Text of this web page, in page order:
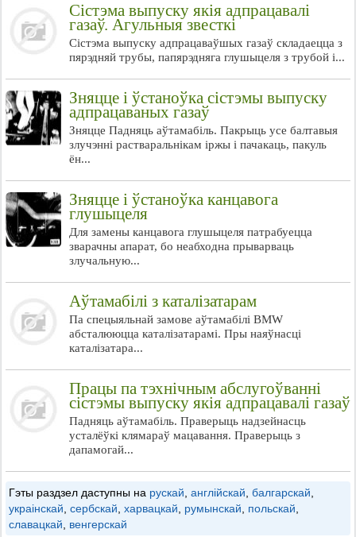
Сістэма выпуску якія адпрацавалі
газаў. Агульныя звесткі
Сістэма выпуску адпрацаваўшых газаў складаецца з
пярэдняй трубы, папярэдняга глушыцеля з трубой і...
Зняцце і ўстаноўка сістэмы выпуску
адпрацаваных газаў
Зняцце Падняць аўтамабіль. Пакрыць усе балтавыя
злучэнні растваральнікам іржы і пачакаць, пакуль
ён...
Зняцце і ўстаноўка канцавога
глушыцеля
Для замены канцавога глушыцеля патрабуецца
зварачны апарат, бо неабходна прыварваць
злучальную...
Аўтамабілі з каталізатарам
Па спецыяльнай замове аўтамабілі BMW
абсталююцца каталізатарамі. Пры наяўнасці
каталізатара...
Працы па тэхнічным абслугоўванні
сістэмы выпуску якія адпрацавалі газаў
Падняць аўтамабіль. Праверыць надзейнасць
усталёўкі клямараў мацавання. Праверыць з
дапамогай...
Гэты раздзел даступны на рускай англійскай балгарскай
украінскай сербскай харвацкай румынскай польскай
славацкай
венгерскай